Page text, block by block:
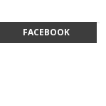
FACEBOOK